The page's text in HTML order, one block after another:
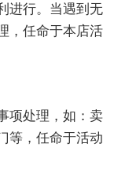
进行。当遇到无
，任命于本店活
项处理，如：卖
等，任命于活动